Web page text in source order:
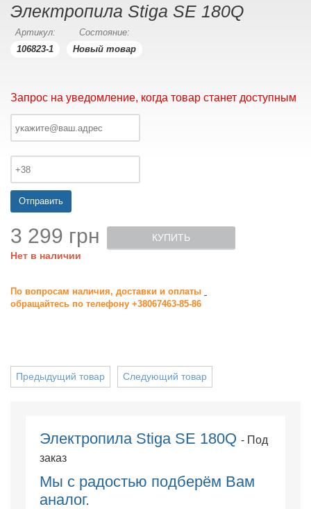
Электропила Stiga SE 180Q
Артикул:
106823-1
Состояние:
Новый товар
Запрос на уведомление, когда товар станет доступным
Отправить
3 299 грн
Нет в наличии
КУПИТЬ
По вопросам наличия, доставки и оплаты
обращайтесь по телефону +38067463-85-86
Следующий товар
Предыдущий товар
Электропила Stiga SE 180Q - Под
заказ
Мы с радостью подберём Вам
аналог.